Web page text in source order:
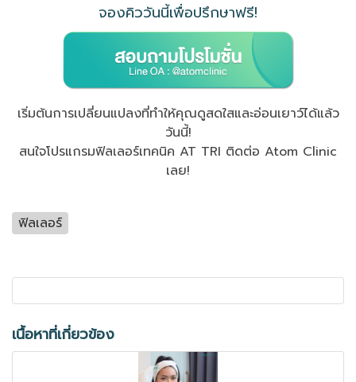
จองคิววันนี้เพื่อปรึกษาฟรี!
เริ่มต้นการเปลี่ยนแปลงที่ทำให้คุณดูสดใสและอ่อนเยาว์ได้แล้ว
วันนี้!
สนใจโปรแกรมฟิลเลอร์เทคนิค AT TRI ติดต่อ Atom Clinic
เลย!
ฟิลเลอร์
เนื้อหาที่เกี่ยวข้อง